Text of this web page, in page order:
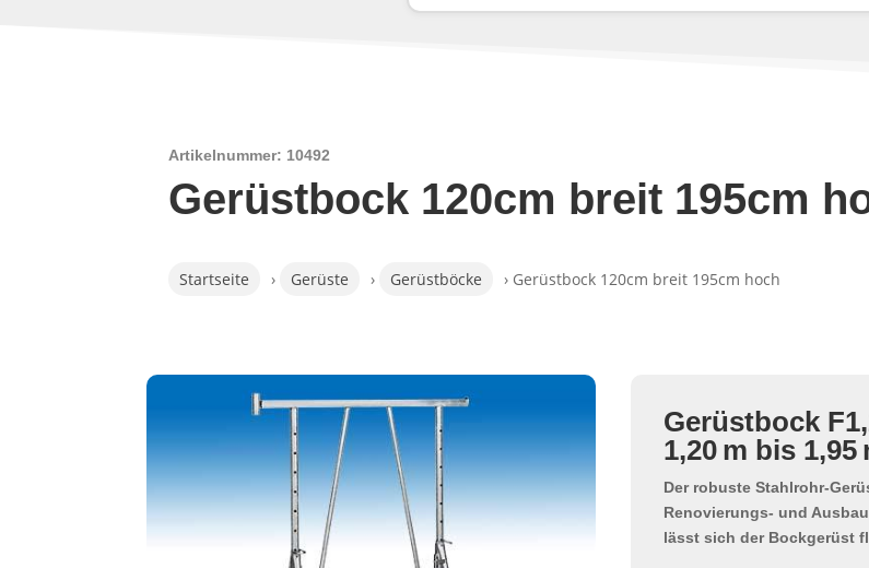
Artikelnummer: 10492
Gerüstbock 120cm breit 195cm
Startseite › Gerüste › Gerüstböcke › Gerüstbock 120cm breit 195cm hoch
Gerüstbock
1,20 m bis
Der robusteStahlrohr-
Renovierungs- und
lässt sich der Bockgerüst